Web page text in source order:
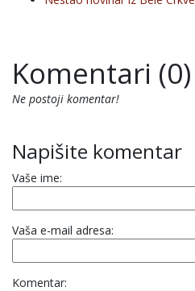
Komentari (0)
Ne postoji komentar!
Napišite komentar
Vaše ime:
Vaša e-mail adresa:
Komentar: